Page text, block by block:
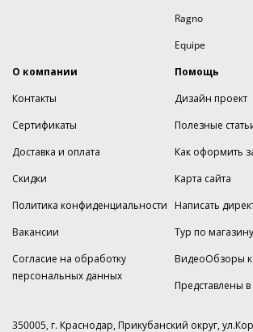
Ragno
Equipe
О компании
Контакты
Сертификаты
Доставка и оплата
Скидки
Политика конфиденциальности
Вакансии
Согласие на обработку
персональных данных
Помощь
Дизайн проект
Полезные
Как оформить
Карта сайта
Написать
Тур по магазину
ВидеоОбзоры
Представлены
350005, г. Краснодар, Прикубанский округ,